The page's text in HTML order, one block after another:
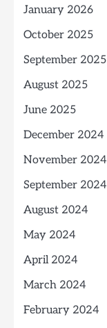
January 2026
October 2025
September 2025
August 2025
June 2025
December 2024
November 2024
September 2024
August 2024
May 2024
April 2024
March 2024
February 2024